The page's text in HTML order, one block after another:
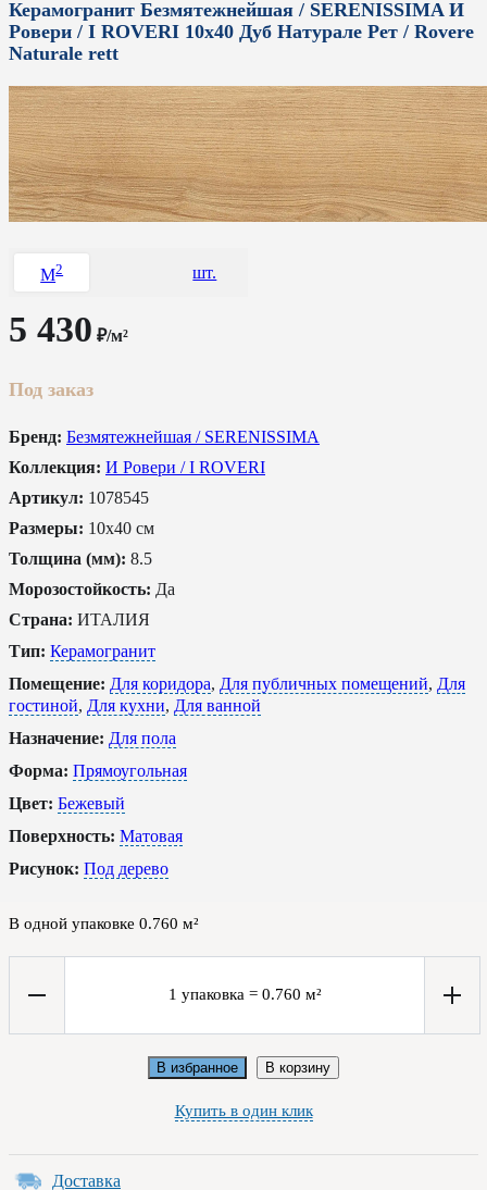
Керамогранит Безмятежнейшая / SERENISSIMA И
Ровери / I ROVERI 10x40 Дуб Натурале Рет / Rovere
Naturale rett
M2 шт.
5 430 ₽/м²
Под заказ
Бренд: Безмятежнейшая / SERENISSIMA
Коллекция: И Ровери / I ROVERI
Артикул: 1078545
Размеры: 10x40 см
Толщина (мм): 8.5
Морозостойкость: Да
Страна: ИТАЛИЯ
Тип: Керамогранит
Помещение: Для коридора, Для публичных помещений, Для
гостиной, Для кухни, Для ванной
Назначение: Для пола
Форма: Прямоугольная
Цвет: Бежевый
Поверхность: Матовая
Рисунок: Под дерево
В одной упаковке 0.760 м²
1 упаковка = 0.760 м²
В избранное В корзину
Купить в один клик
Доставка